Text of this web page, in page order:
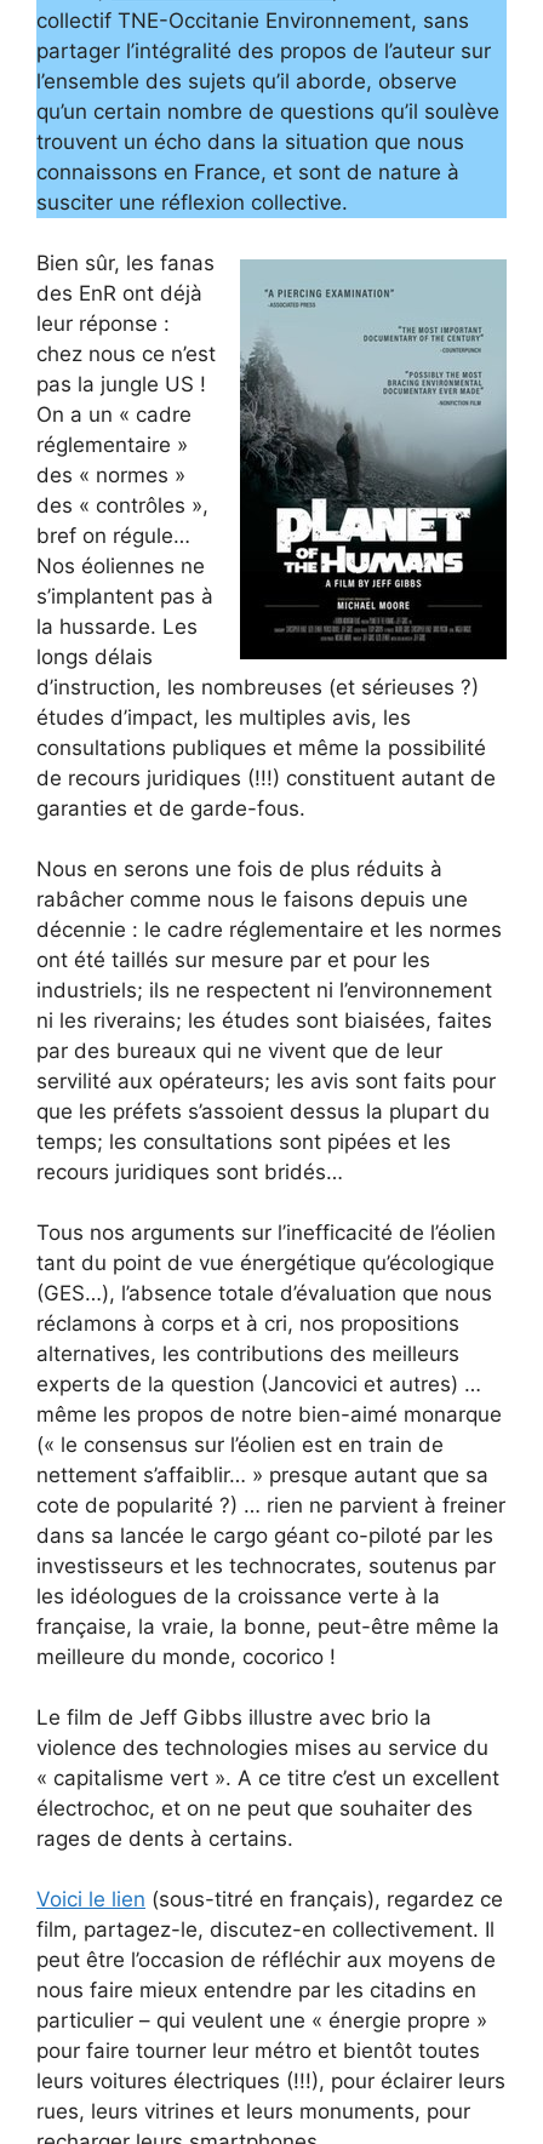
collectif TNE-Occitanie Environnement, sans
partager l’intégralité des propos de l’auteur sur
l’ensemble des sujets qu’il aborde, observe
qu’un certain nombre de questions qu’il soulève
trouvent un écho dans la situation que nous
connaissons en France, et sont de nature à
susciter une réflexion collective.
Bien sûr, les fanas
des EnR ont déjà
leur réponse :
chez nous ce n’est
pas la jungle US !
On a un « cadre
réglementaire »
des « normes »
des « contrôles »,
bref on régule…
Nos éoliennes ne
s’implantent pas à
la hussarde. Les
longs délais
d’instruction, les nombreuses (et sérieuses ?)
études d’impact, les multiples avis, les
consultations publiques et même la possibilité
de recours juridiques (!!!) constituent autant de
garanties et de garde-fous.
Nous en serons une fois de plus réduits à
rabâcher comme nous le faisons depuis une
décennie : le cadre réglementaire et les normes
ont été taillés sur mesure par et pour les
industriels; ils ne respectent ni l’environnement
ni les riverains; les études sont biaisées, faites
par des bureaux qui ne vivent que de leur
servilité aux opérateurs; les avis sont faits pour
que les préfets s’assoient dessus la plupart du
temps; les consultations sont pipées et les
recours juridiques sont bridés…
Tous nos arguments sur l’inefficacité de l’éolien
tant du point de vue énergétique qu’écologique
(GES…), l’absence totale d’évaluation que nous
réclamons à corps et à cri, nos propositions
alternatives, les contributions des meilleurs
experts de la question (Jancovici et autres) …
même les propos de notre bien-aimé monarque
(« le consensus sur l’éolien est en train de
nettement s’affaiblir… » presque autant que sa
cote de popularité ?) … rien ne parvient à freiner
dans sa lancée le cargo géant co-piloté par les
investisseurs et les technocrates, soutenus par
les idéologues de la croissance verte à la
française, la vraie, la bonne, peut-être même la
meilleure du monde, cocorico !
Le film de Jeff Gibbs illustre avec brio la
violence des technologies mises au service du
« capitalisme vert ». A ce titre c’est un excellent
électrochoc, et on ne peut que souhaiter des
rages de dents à certains.
Voici le lien (sous-titré en français), regardez ce
film, partagez-le, discutez-en collectivement. Il
peut être l’occasion de réfléchir aux moyens de
nous faire mieux entendre par les citadins en
particulier – qui veulent une « énergie propre »
pour faire tourner leur métro et bientôt toutes
leurs voitures électriques (!!!), pour éclairer leurs
rues, leurs vitrines et leurs monuments, pour